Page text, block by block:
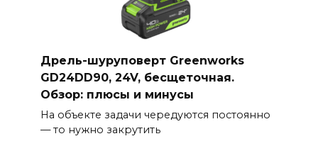
Дрель-шуруповерт Greenworks
GD24DD90, 24V, бесщеточная.
Обзор: плюсы и минусы
На объекте задачи чередуются постоянно
— то нужно закрутить